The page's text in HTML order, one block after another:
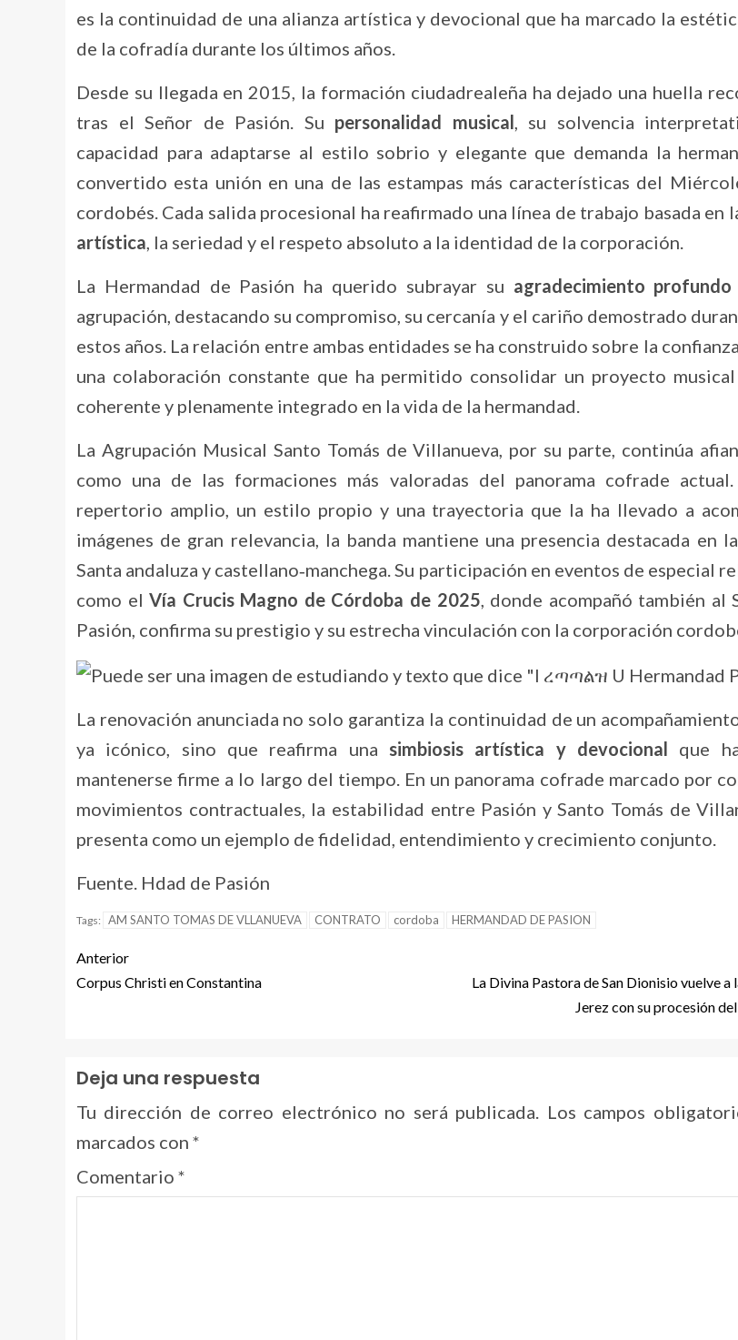
es la continuidad de una alianza artística y devocional que ha marcado la
de la cofradía durante los últimos años.
Desde su llegada en 2015, la formación ciudadrealeña ha dejado una huella
tras el Señor de Pasión. Su personalidad musical , su solvencia
capacidad para adaptarse al estilo sobrio y elegante que demanda la
convertido esta unión en una de las estampas más características del
cordobés. Cada salida procesional ha reafirmado una línea de trabajo basada en
artística , la seriedad y el respeto absoluto a la identidad de la corporación.
La Hermandad de Pasión ha querido subrayar su agradecimiento profundo
agrupación, destacando su compromiso, su cercanía y el cariño demostrado
estos años. La relación entre ambas entidades se ha construido sobre la
una colaboración constante que ha permitido consolidar un proyecto musical
coherente y plenamente integrado en la vida de la hermandad.
La Agrupación Musical Santo Tomás de Villanueva, por su parte, continúa
como una de las formaciones más valoradas del panorama cofrade
repertorio amplio, un estilo propio y una trayectoria que la ha llevado a
imágenes de gran relevancia, la banda mantiene una presencia destacada en la
Santa andaluza y castellano‑manchega. Su participación en eventos de especial
como elVía Crucis Magno de Córdoba de 2025 , donde acompañó también al
Pasión, confirma su prestigio y su estrecha vinculación con la corporación
La renovación anunciada no solo garantiza la continuidad de un
ya icónico, sino que reafirma una simbiosis artística y devocional que
mantenerse firme a lo largo del tiempo. En un panorama cofrade marcado por
movimientos contractuales, la estabilidad entre Pasión y Santo Tomás de
presenta como un ejemplo de fidelidad, entendimiento y crecimiento conjunto.
Fuente. Hdad de Pasión
Tags: AM SANTO TOMAS DE VLLANUEVA CONTRATO cordoba HERMANDAD DE PASION
Anterior
Corpus Christi en Constantina
La Divina Pastora de San Dionisio vuelve a
Jerez con su procesión
Deja una respuesta
Tu dirección de correo electrónico no será publicada. Los campos
marcados con *
Comentario *